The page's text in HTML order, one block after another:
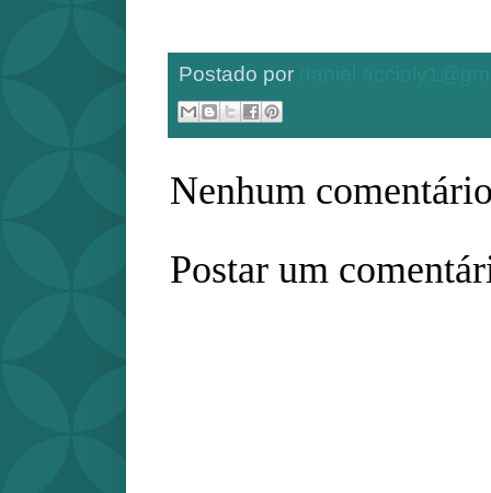
Postado por
Nenhum
Postar um